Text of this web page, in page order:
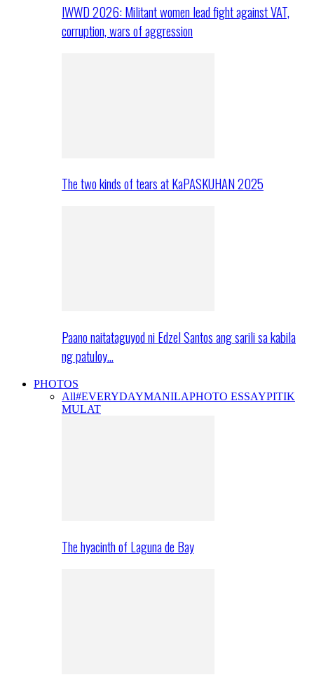
IWWD 2026: Militant women lead fight against VAT,
corruption, wars of aggression
The two kinds of tears at KaPASKUHAN 2025
Paano naitataguyod ni Edzel Santos ang sarili sa kabila
ng patuloy…
PHOTOS
All#EVERYDAYMANILAPHOTO ESSAYPITIK
MULAT
The hyacinth of Laguna de Bay